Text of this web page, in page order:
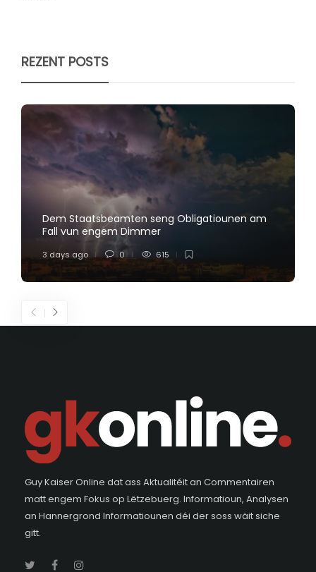
REZENT POSTS
Dem Staatsbeamten seng Obligatiounen am
Fall vun engem Dimmer
3 days ago 0 615
Guy Kaiser Online dat ass Aktualitéit an Commentairen
matt engem Fokus op Lëtzebuerg. Informatioun, Analysen
an Hannergrond Informatiounen déi der soss wäit siche
gitt.